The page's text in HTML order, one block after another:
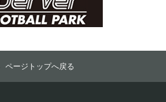
ページトップへ戻る